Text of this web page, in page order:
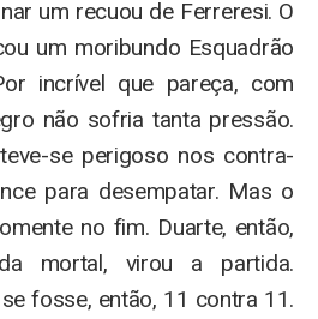
um recuou de Ferreresi. O
um moribundo Esquadrão
incrível que pareça, com
não sofria tanta pressão.
se perigoso nos contra-
para desempatar. Mas o
no fim. Duarte, então,
mortal, virou a partida.
fosse, então, 11 contra 11.